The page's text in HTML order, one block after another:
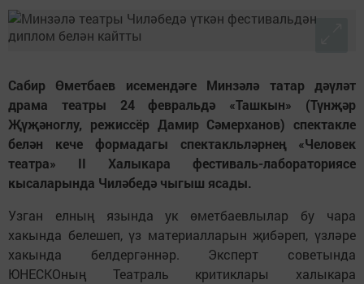
Сабир Өметбаев исемендәге Минзәлә татар дәүләт
драма театры 24 февральдә «Ташкын» (Түнҗәр
Җүҗәноглу, режиссёр Дамир Сәмерханов) спектакле
белән кече формадагы спектакльләрнең «Человек
театра» II Халыкара фестиваль-лабораториясе
кысаларында Чиләбедә чыгыш ясады.
Узган елның язында ук өметбаевлылар бу чара
хакында белешеп, үз материалларын җибәреп, үзләре
хакында белдергәннәр. Эксперт советында
ЮНЕСКОның Театраль критиклары халыкара